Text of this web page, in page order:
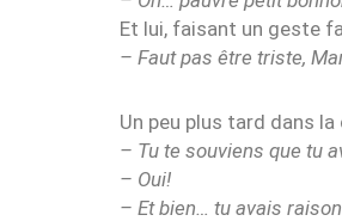
Et lui, faisant un geste
– Faut pas être triste,
Un peu plus tard dans
– Tu te souviens que tu
– Oui!
– Et bien… tu avais